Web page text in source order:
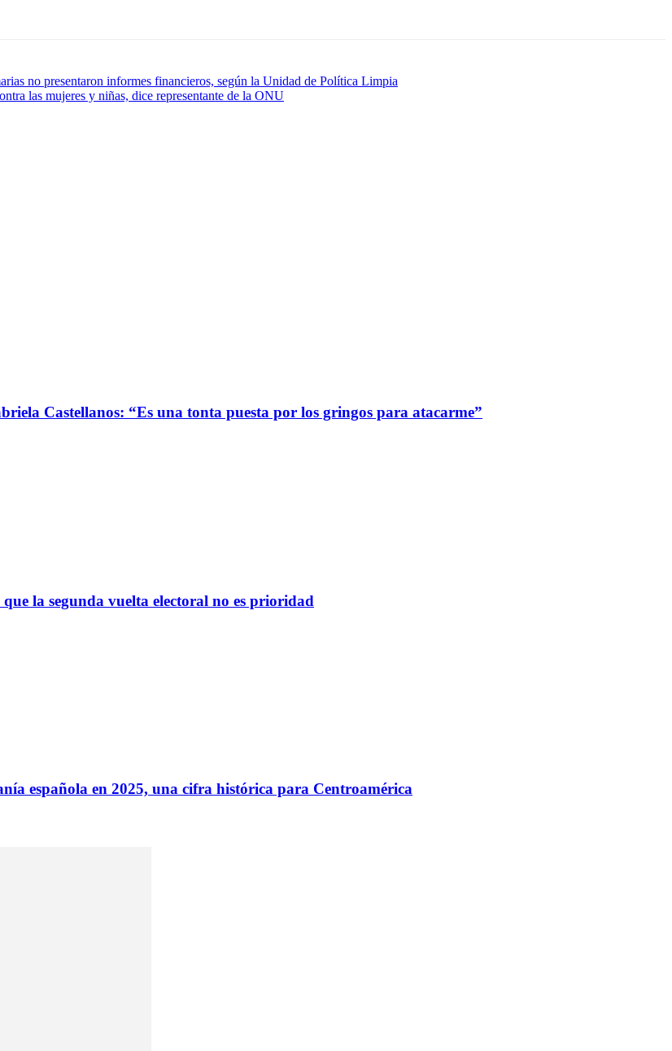
no presentaron informes financieros, según la Unidad de Política Limpia
las mujeres y niñas, dice representante de la ONU
Castellanos: “Es una tonta puesta por los gringos para atacarme”
la segunda vuelta electoral no es prioridad
española en 2025, una cifra histórica para Centroamérica